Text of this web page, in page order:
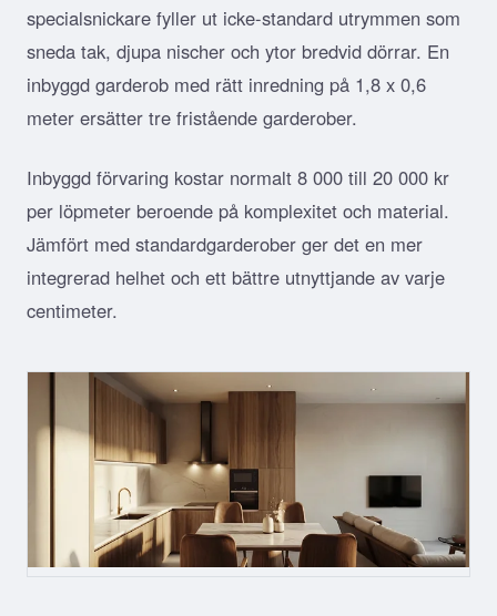
specialsnickare fyller ut icke-standard utrymmen som
sneda tak, djupa nischer och ytor bredvid dörrar. En
inbyggd garderob med rätt inredning på 1,8 x 0,6
meter ersätter tre fristående garderober.
Inbyggd förvaring kostar normalt 8 000 till 20 000 kr
per löpmeter beroende på komplexitet och material.
Jämfört med standardgarderober ger det en mer
integrerad helhet och ett bättre utnyttjande av varje
centimeter.